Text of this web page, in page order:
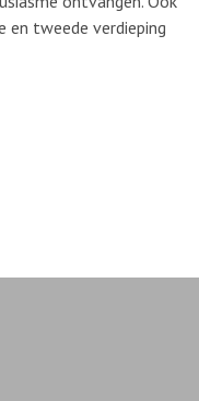
en tweede verdieping